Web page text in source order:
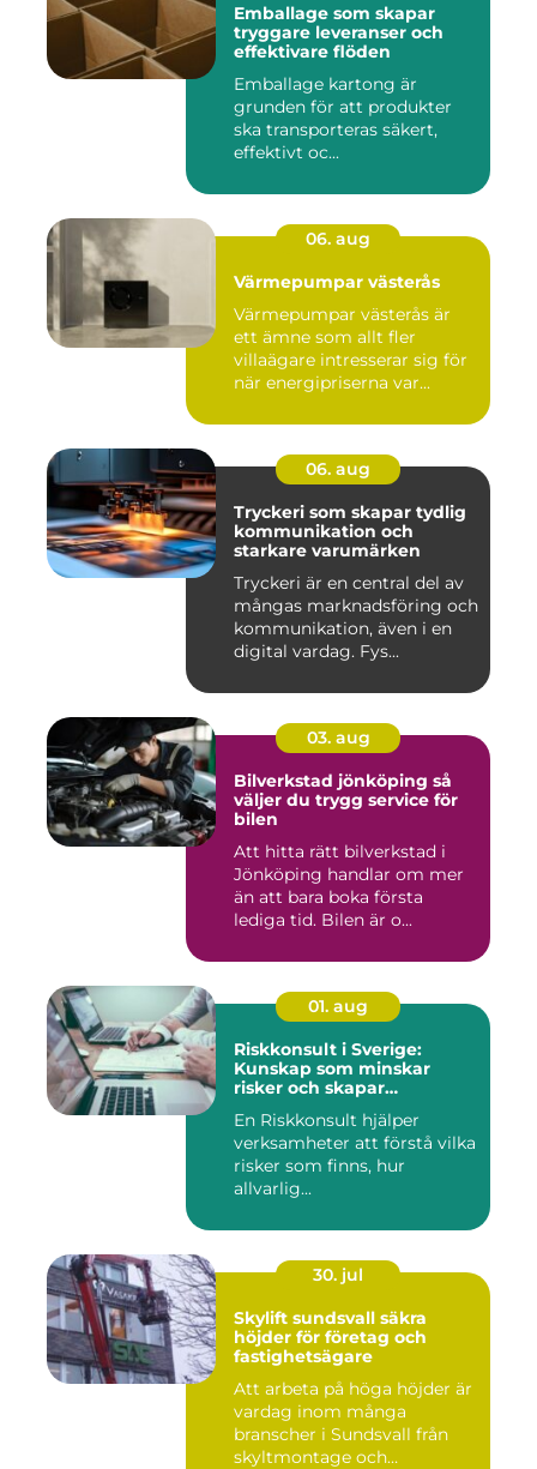
Emballage som skapar
tryggare leveranser och
effektivare flöden
Emballage kartong är
grunden för att produkter
ska transporteras säkert,
effektivt oc...
06. aug
Värmepumpar västerås
Värmepumpar västerås är
ett ämne som allt fler
villaägare intresserar sig för
när energipriserna var...
06. aug
Tryckeri som skapar tydlig
kommunikation och
starkare varumärken
Tryckeri är en central del av
mångas marknadsföring och
kommunikation, även i en
digital vardag. Fys...
03. aug
Bilverkstad jönköping så
väljer du trygg service för
bilen
Att hitta rätt bilverkstad i
Jönköping handlar om mer
än att bara boka första
lediga tid. Bilen är o...
01. aug
Riskkonsult i Sverige:
Kunskap som minskar
risker och skapar
En Riskkonsult hjälper
verksamheter att förstå vilka
risker som finns, hur
allvarlig...
30. jul
Skylift sundsvall säkra
höjder för företag och
fastighetsägare
Att arbeta på höga höjder är
vardag inom många
branscher i Sundsvall från
skyltmontage och